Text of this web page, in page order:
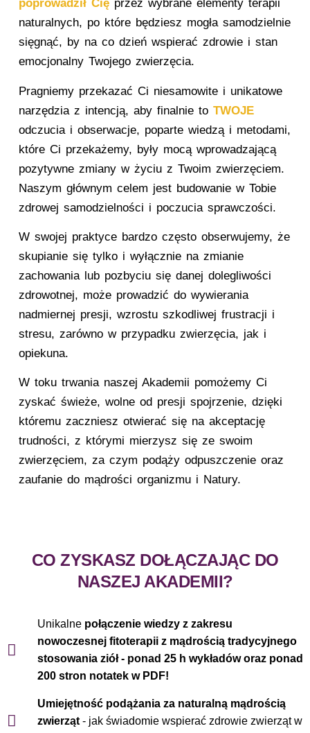
poprowadził Cię przez wybrane elementy terapii
naturalnych, po które będziesz mogła samodzielnie
sięgnąć, by na co dzień wspierać zdrowie i stan
emocjonalny Twojego zwierzęcia.
Pragniemy przekazać Ci niesamowite i unikatowe
narzędzia z intencją, aby finalnie to TWOJE
odczucia i obserwacje, poparte wiedzą i metodami,
które Ci przekażemy, były mocą wprowadzającą
pozytywne zmiany w życiu z Twoim zwierzęciem.
Naszym głównym celem jest budowanie w Tobie
zdrowej samodzielności i poczucia sprawczości.
W swojej praktyce bardzo często obserwujemy, że
skupianie się tylko i wyłącznie na zmianie
zachowania lub pozbyciu się danej dolegliwości
zdrowotnej, może prowadzić do wywierania
nadmiernej presji, wzrostu szkodliwej frustracji i
stresu, zarówno w przypadku zwierzęcia, jak i
opiekuna.
W toku trwania naszej Akademii pomożemy Ci
zyskać świeże, wolne od presji spojrzenie, dzięki
któremu zaczniesz otwierać się na akceptację
trudności, z którymi mierzysz się ze swoim
zwierzęciem, za czym podąży odpuszczenie oraz
zaufanie do mądrości organizmu i Natury.
CO ZYSKASZ DOŁĄCZAJĄC DO
NASZEJ AKADEMII?
Unikalne połączenie wiedzy z zakresu
nowoczesnej fitoterapii z mądrością tradycyjnego
stosowania ziół - ponad 25 h wykładów oraz ponad
200 stron notatek w PDF!
Umiejętność podążania za naturalną mądrością
zwierząt- jak świadomie wspierać zdrowie zwierząt w